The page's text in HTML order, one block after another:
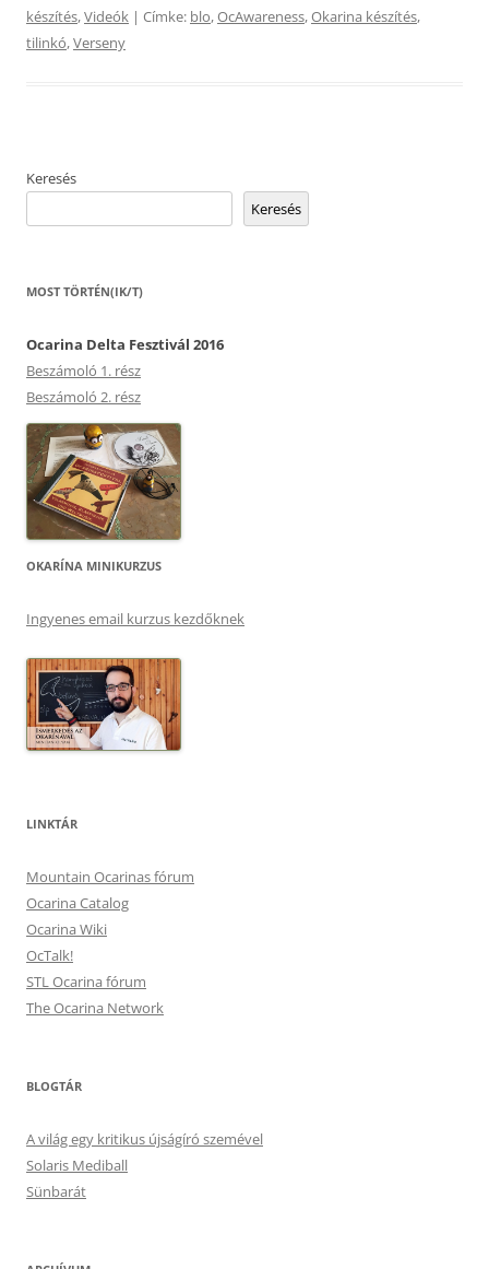
készítés,Videók | Címke: blo,OcAwareness,Okarina készítés,
tilinkó,Verseny
Keresés
Keresés
MOST TÖRTÉN(IK/T)
Ocarina Delta Fesztivál 2016
Beszámoló 1. rész
Beszámoló 2. rész
OKARÍNA MINIKURZUS
Ingyenes email kurzus kezdőknek
LINKTÁR
Mountain Ocarinas fórum
Ocarina Catalog
Ocarina Wiki
OcTalk!
STL Ocarina fórum
The Ocarina Network
BLOGTÁR
A világ egy kritikus újságíró szemével
Solaris Mediball
Sünbarát